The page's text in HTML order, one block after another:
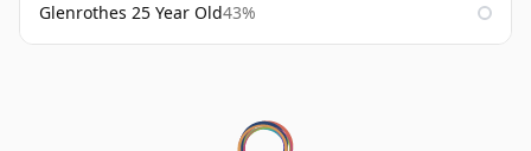
Glenrothes 25 Year Old43%